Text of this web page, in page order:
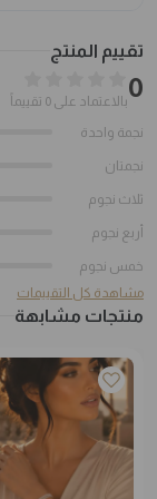
تقييم المنتج
0بالاعتماد على 0 تقييماً
نجمة واحدة
نجمتان
ثلاث نجوم
أربع نجوم
خمس نجوم
مشاهدة كل التقييمات
منتجات مشابهة